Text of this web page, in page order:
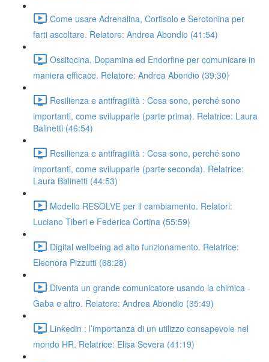
Come usare Adrenalina, Cortisolo e Serotonina per
farti ascoltare. Relatore: Andrea Abondio (41:54)
Ossitocina, Dopamina ed Endorfine per comunicare in
maniera efficace. Relatore: Andrea Abondio (39:30)
Resilienza e antifragilità : Cosa sono, perché sono
importanti, come svilupparle (parte prima). Relatrice: Laura
Balinetti (46:54)
Resilienza e antifragilità : Cosa sono, perché sono
importanti, come svilupparle (parte seconda). Relatrice:
Laura Balinetti (44:53)
Modello RESOLVE per il cambiamento. Relatori:
Luciano Tiberi e Federica Cortina (55:59)
Digital wellbeing ad alto funzionamento. Relatrice:
Eleonora Pizzutti (68:28)
Diventa un grande comunicatore usando la chimica -
Gaba e altro. Relatore: Andrea Abondio (35:49)
Linkedin : l’importanza di un utilizzo consapevole nel
mondo HR. Relatrice: Elisa Severa (41:19)